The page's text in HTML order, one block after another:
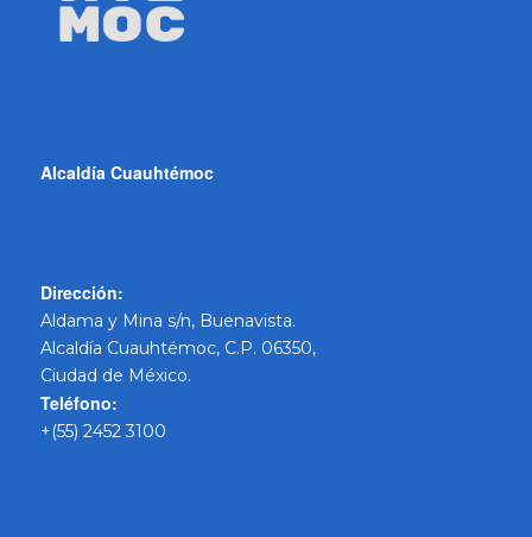
Alcaldía Cuauhtémoc
Dirección:
Aldama y Mina s/n, Buenavista.
Alcaldía Cuauhtémoc, C.P. 06350,
Ciudad de México.
Teléfono:
+(55) 2452 3100